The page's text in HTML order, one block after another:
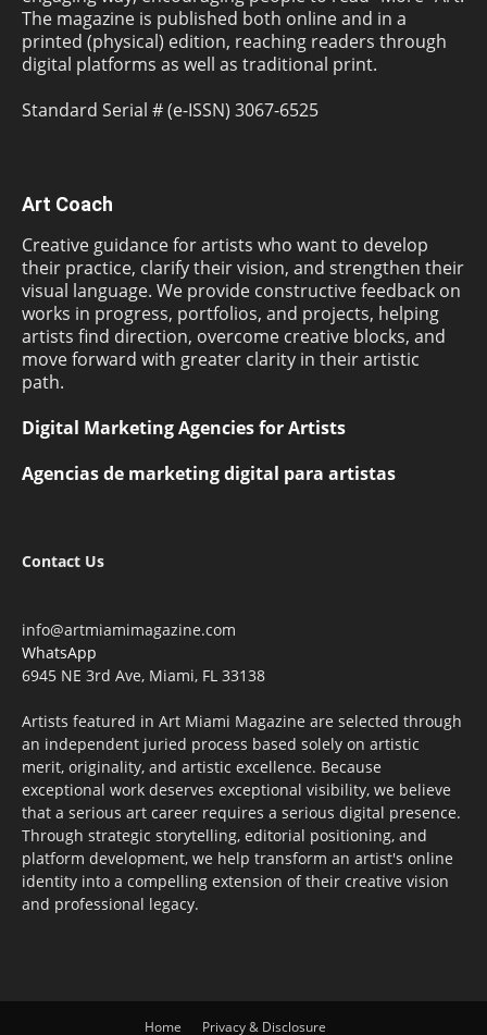
The magazine is published both online and in a
printed (physical) edition, reaching readers through
digital platforms as well as traditional print.
Standard Serial # (e-ISSN) 3067-6525
Art Coach
Creative guidance for artists who want to develop
their practice, clarify their vision, and strengthen their
visual language. We provide constructive feedback on
works in progress, portfolios, and projects, helping
artists find direction, overcome creative blocks, and
move forward with greater clarity in their artistic
path.
Digital Marketing Agencies for Artists
Agencias de marketing digital para artistas
Contact Us
info@artmiamimagazine.com
WhatsApp
6945 NE 3rd Ave, Miami, FL 33138
Artists featured in Art Miami Magazine are selected through
an independent juried process based solely on artistic
merit, originality, and artistic excellence. Because
exceptional work deserves exceptional visibility, we believe
that a serious art career requires a serious digital presence.
Through strategic storytelling, editorial positioning, and
platform development, we help transform an artist's online
identity into a compelling extension of their creative vision
and professional legacy.
Home Privacy & Disclosure